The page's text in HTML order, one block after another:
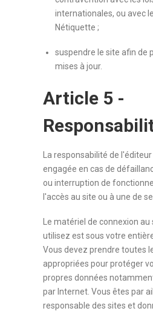
internationales, ou avec
Nétiquette ;
suspendre le site afin de
mises à jour.
Article 5 -
La responsabilité de
engagée en cas de
ou interruption de
l'accès au site ou à une de
Le matériel de connexion
utilisez est sous votre
Vous devez prendre toutes
appropriées pour protéger
propres données
par Internet. Vous êtes par
responsable des sites et